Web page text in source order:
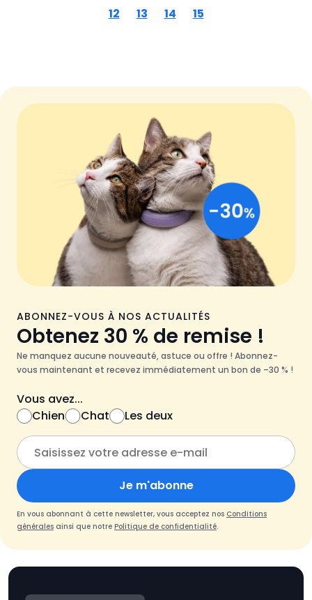
12 13 14 15
ABONNEZ-VOUS À NOS ACTUALITÉS
Obtenez 30 % de remise !
Ne manquez aucune nouveauté, astuce ou offre ! Abonnez-
vous maintenant et recevez immédiatement un bon de –30 % !
Vous avez...
Chien
Chat Les deux
Je m'abonne
En vous abonnant à cette newsletter, vous acceptez nos Conditions
générales ainsi que notre Politique de confidentialité.